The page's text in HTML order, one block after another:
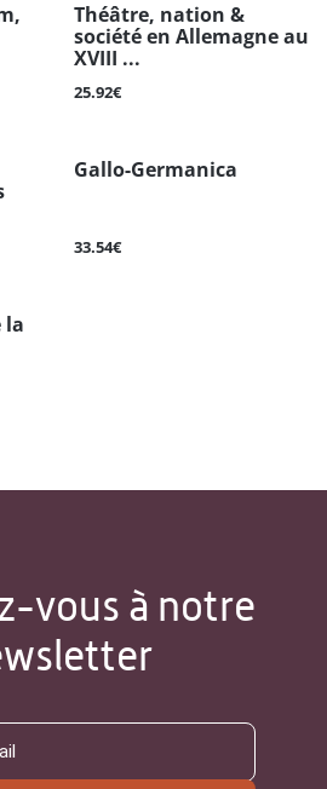
Théâtre, nation &
société en Allemagne au
XVIII ...
25.92€
Gallo-Germanica
33.54€
la
vous à notre